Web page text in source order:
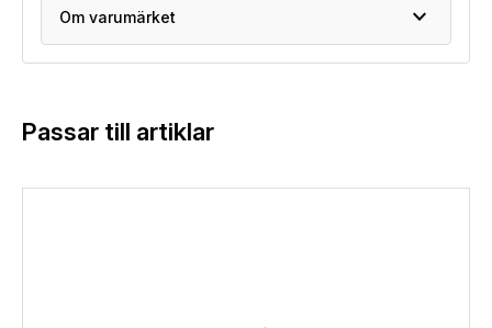
Om varumärket expand_more
Passar till artiklar